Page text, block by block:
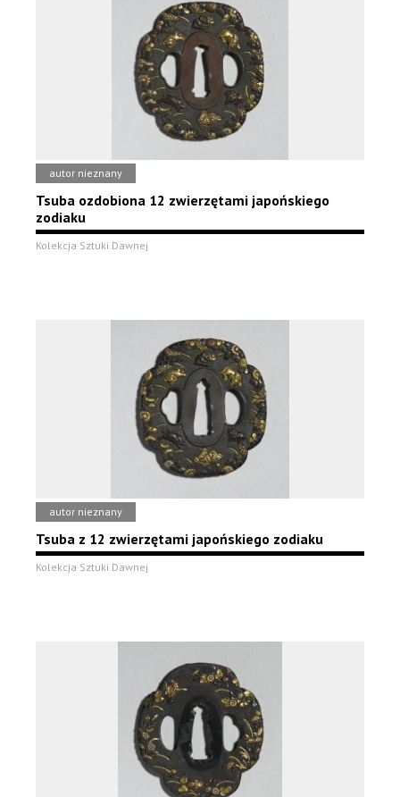
autor nieznany
Tsuba ozdobiona 12 zwierzętami japońskiego
zodiaku
Kolekcja Sztuki Dawnej
autor nieznany
Tsuba z 12 zwierzętami japońskiego zodiaku
Kolekcja Sztuki Dawnej